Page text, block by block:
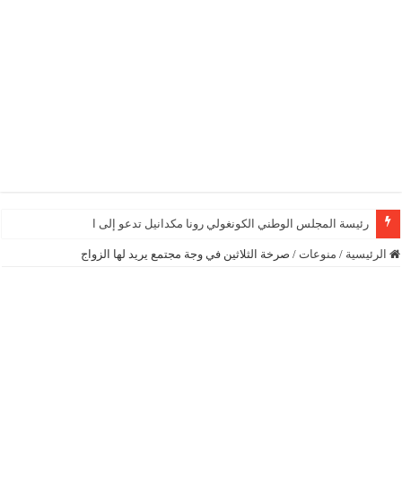
رئيسة المجلس الوطني الكونغولي رونا مكدانيل تدعو إلى التحلي بالصبر حتى ي
الرئيسية / منوعات / صرخة الثلاثين في وجة مجتمع يريد لها الزواج